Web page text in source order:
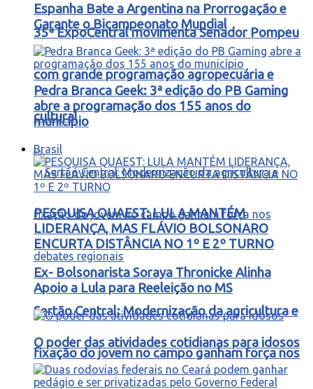
35ª ExpoCentral movimenta Senador Pompeu
com grande programação agropecuária e
cultural
Sertão Central: Modernização da agricultura e
fixação do jovem no campo ganham força nos
Espanha Bate a Argentina na Prorrogação e
Garante o Bicampeonato Mundial
Pedra Branca Geek: 3ª edição do PB Gaming
abre a programação dos 155 anos do
município
Brasil
PESQUISA QUAEST: LULA MANTÉM
LIDERANÇA, MAS FLÁVIO BOLSONARO
ENCURTA DISTÂNCIA NO 1º E 2º TURNO
Ex- Bolsonarista Soraya Thronicke Alinha
Apoio a Lula para Reeleição no MS
O poder das atividades cotidianas para idosos